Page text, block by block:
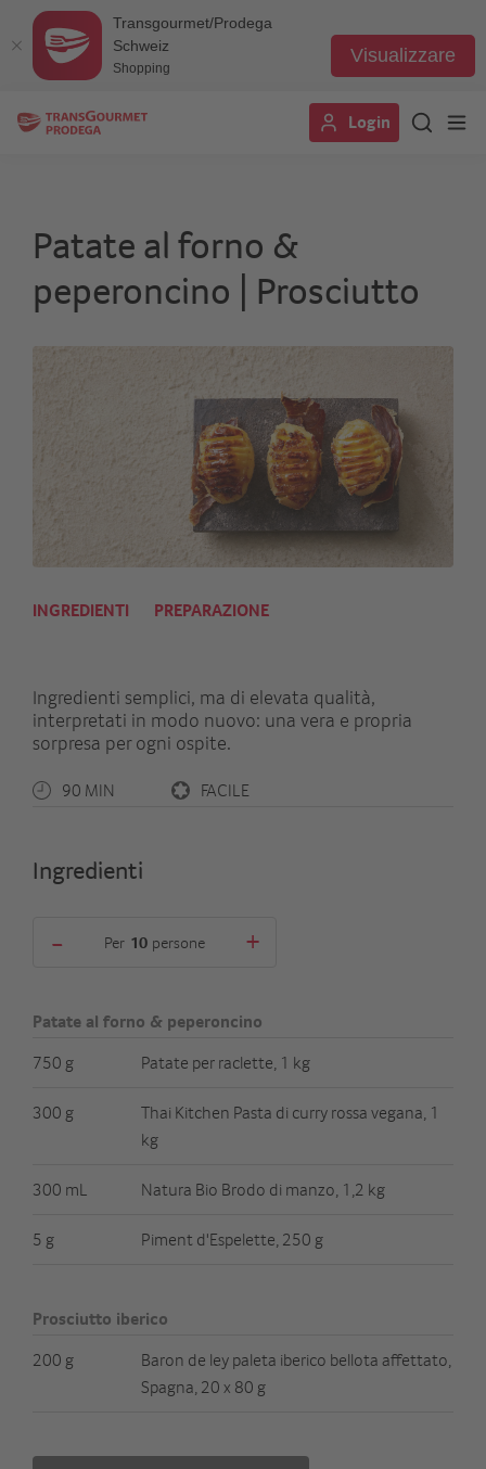
Transgourmet/Prodega
Schweiz
Shopping
Visualizzare
Login
Patate al forno &
peperoncino | Prosciutto
INGREDIENTI PREPARAZIONE
Ingredienti semplici, ma di elevata qualità,
interpretati in modo nuovo: una vera e propria
sorpresa per ogni ospite.
90 MIN FACILE
Ingredienti
- Per persone +
Patate al forno & peperoncino
750 g
Patate per raclette, 1 kg
300 g
Thai Kitchen Pasta di curry rossa vegana, 1
kg
300 mL Natura Bio Brodo di manzo, 1,2 kg
5 g Piment d'Espelette, 250 g
Prosciutto iberico
200 g
Baron de ley paleta iberico bellota affettato,
Spagna, 20 x 80 g